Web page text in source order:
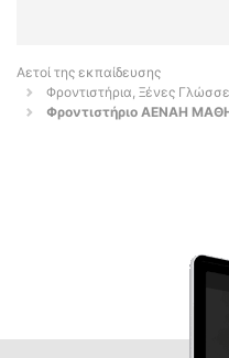
Αετοί της εκπαίδευσης
Φροντιστήρια, Ξένες
Φροντιστήριο ΑΕΝΑΗ